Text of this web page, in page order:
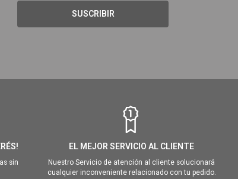
SUSCRIBIR
sin
EL MEJOR SERVICIO AL CLIENTE
Nuestro Servicio de atención al cliente solucionará
cualquier inconveniente relacionado con tu pedido.